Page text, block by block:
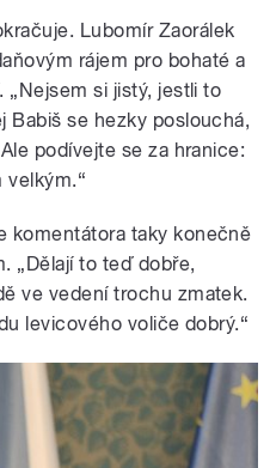
Lubomír Zaorálek
rájem pro bohaté a
si jistý, jestli to
Babiš se hezky poslouchá,
podívejte se za hranice:
velkým.“
komentátora taky konečně
„Dělají to teď dobře,
ve vedení trochu zmatek.
levicového voliče dobrý.“